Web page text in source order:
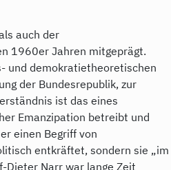
auch der
1960er Jahren mitgeprägt.
und demokratietheoretischen
der Bundesrepublik, zur
ist das eines
Emanzipation betreibt und
einen Begriff von
entkräftet, sondern sie „im
Dieter Narr war lange Zeit